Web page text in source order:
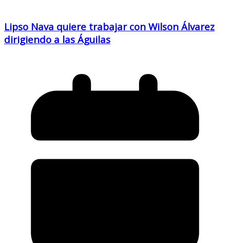
Lipso Nava quiere trabajar con Wilson Álvarez
dirigiendo a las Águilas